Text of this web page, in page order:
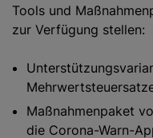
Tools und
zur Verfügung stellen:
Maßnahmenpaket
die Corona-Warn-